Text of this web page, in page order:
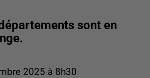
sont en
2025 à 8h30